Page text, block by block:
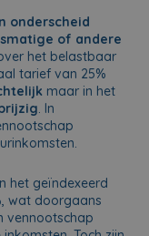
onderscheid
of andere
het belastbaar
tarief van 25%
maar in het
. In
het geïndexeerd
wat doorgaans
vennootschap